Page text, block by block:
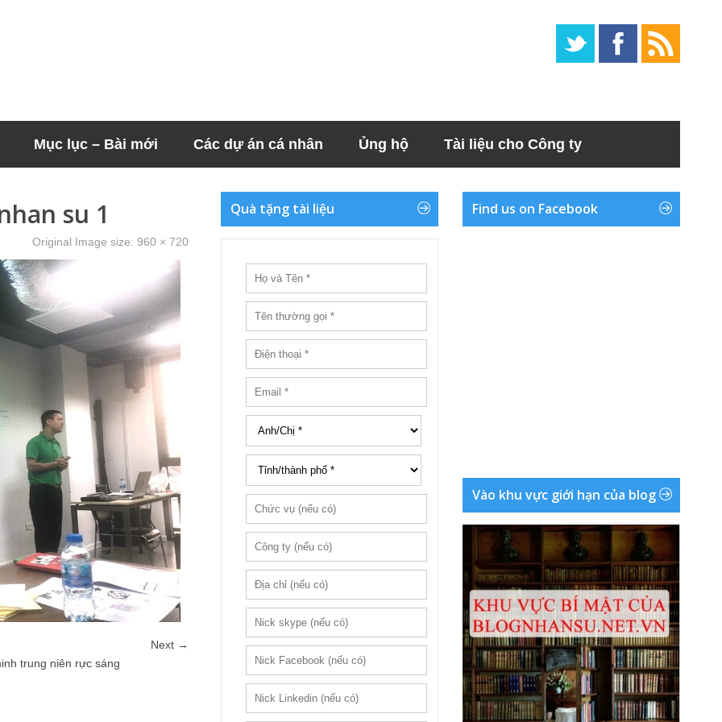
Mục lục – Bài mới Các dự án cá nhân Ủng hộ Tài liệu cho Công ty
su 1
Original Image size: 960 × 720
Next →
trung niên rực sáng
Quà tặng tài liệu Find us on Facebook
Vào khu vực giới hạn của blog